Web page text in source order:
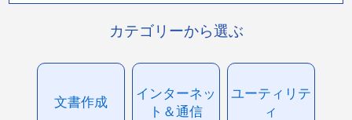
カテゴリーから選ぶ
文書作成
インターネッ
ト＆通信
ユーティリテ
ィ